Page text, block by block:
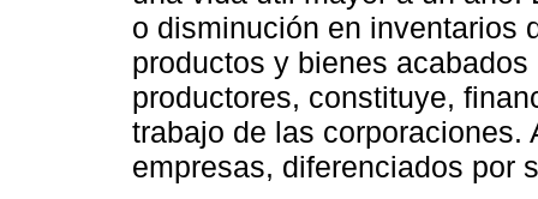
o disminución en inventarios
productos y bienes
productores, constituye,
trabajo de las
empresas, diferenciados por